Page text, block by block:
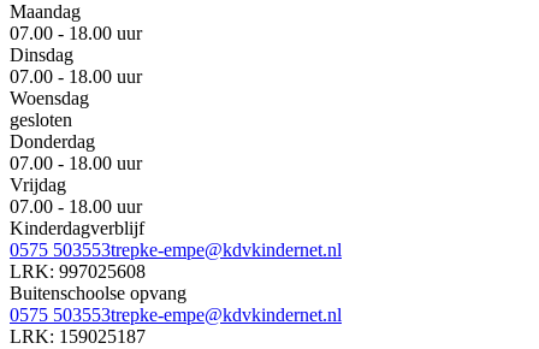
Maandag
07.00 - 18.00 uur
Dinsdag
07.00 - 18.00 uur
Woensdag
gesloten
Donderdag
07.00 - 18.00 uur
Vrijdag
07.00 - 18.00 uur
Kinderdagverblijf
0575 503553trepke-empe@kdvkindernet.nl
LRK: 997025608
Buitenschoolse opvang
0575 503553trepke-empe@kdvkindernet.nl
LRK: 159025187